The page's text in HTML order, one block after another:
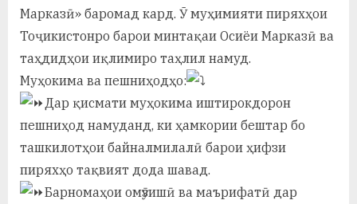
Марказӣ» баромад кард. Ӯ муҳимияти пиряхҳои
Тоҷикистонро барои минтақаи Осиёи Марказӣ ва
таҳдидҳои иқлимиро таҳлил намуд.
Муҳокима ва пешниҳодҳо:
Дар қисмати муҳокима иштирокдорон
пешниҳод намуданд, ки ҳамкории бештар бо
ташкилотҳои байналмилалӣ барои ҳифзи
пиряхҳо тақвият дода шавад.
Барномаҳои омӯзишӣ ва маърифатӣ дар